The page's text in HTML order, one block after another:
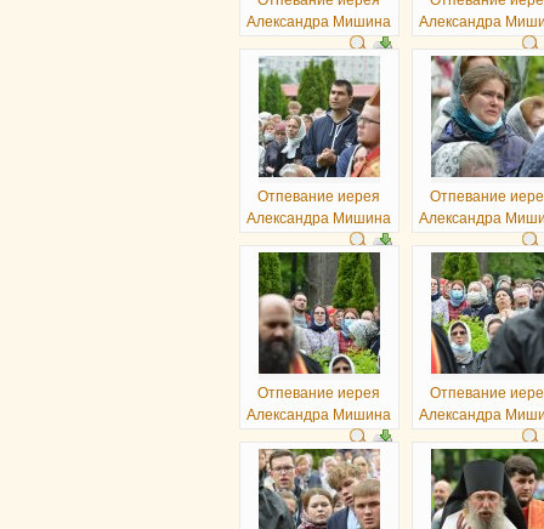
Александра Мишина
Александра
Отпевание иерея
Александра Мишина
Отпевание
Александра
Отпевание иерея
Александра Мишина
Отпевание
Александра